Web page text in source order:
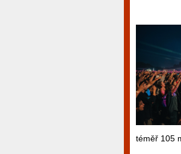
téměř 105